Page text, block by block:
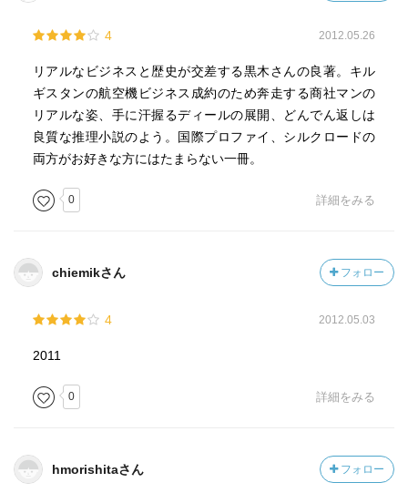
4 2012.05.26
リアルなビジネスと歴史が交差する黒木さんの良著。キル
ギスタンの航空機ビジネス成約のため奔走する商社マンの
リアルな姿、手に汗握るディールの展開、どんでん返しは
良質な推理小説のよう。国際プロファイ、シルクロードの
両方がお好きな方にはたまらない一冊。
0 詳細をみる
chiemikさん フォロー
4 2012.05.03
2011
0 詳細をみる
hmorishitaさん フォロー